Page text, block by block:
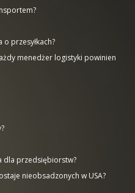
przesyłkach?
menedżer logistyki powinien
dla przedsiębiorstw?
nieobsadzonych w USA?